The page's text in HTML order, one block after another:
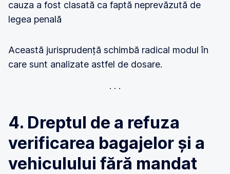
cauza a fost clasată ca faptă neprevăzută de
legea penală
Această jurisprudență schimbă radical modul în
care sunt analizate astfel de dosare.
4. Dreptul de a refuza
verificarea bagajelor și a
vehiculului fără mandat